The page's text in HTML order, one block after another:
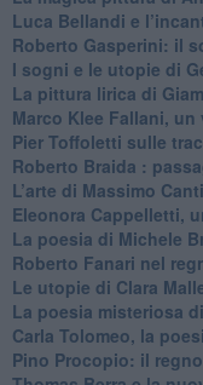
Luca Bellandi e
​Roberto Gasperini: il
I sogni e le utopie di
La pittura lirica di
​Marco Klee Fallani,
​Pier Toffoletti sulle
​Roberto Braida :
​L’arte di Massimo
Eleonora Cappelletti,
​La poesia di Michele
Roberto Fanari nel
Le utopie di Clara
​La poesia misteriosa
Carla Tolomeo, la
Pino Procopio: il